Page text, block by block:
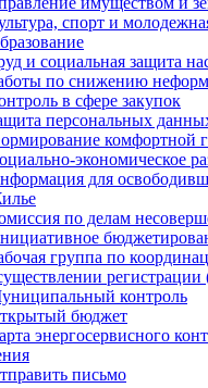
спорт и
и социальная защита
по снижению
в сфере закупок
персональных
комфортной
экономическое
для
по делам
группа по
регистрации
контроль
бюджет
энергосервисного
письмо